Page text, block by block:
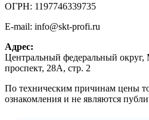
ОГРН: 1197746339735
E-mail: info@skt-profi.ru
Адрес:
Центральный федеральный округ,
проспект, 28А, стр. 2
По техническим причинам цены
ознакомления и не являются